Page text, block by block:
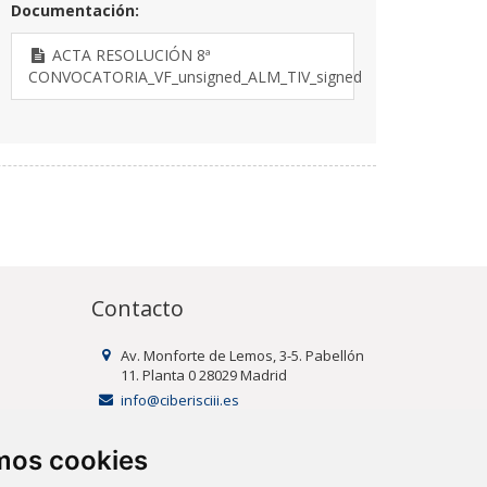
cookies
Documentación:
ACTA RESOLUCIÓN 8ª
CONVOCATORIA_VF_unsigned_ALM_TIV_signed
Contacto
Av. Monforte de Lemos, 3-5. Pabellón
11. Planta 0 28029 Madrid
info@ciberisciii.es